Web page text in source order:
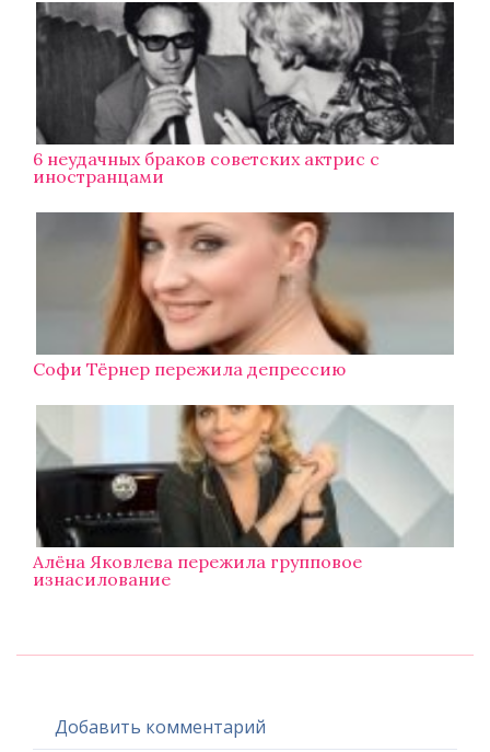
6 неудачных браков советских актрис с
иностранцами
Софи Тёрнер пережила депрессию
Алёна Яковлева пережила групповое
изнасилование
Добавить комментарий